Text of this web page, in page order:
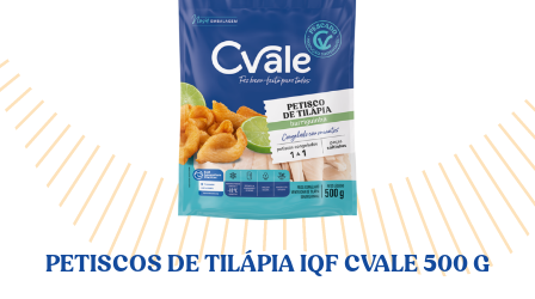
PETISCOS DE TILÁPIA IQF CVALE 500 G